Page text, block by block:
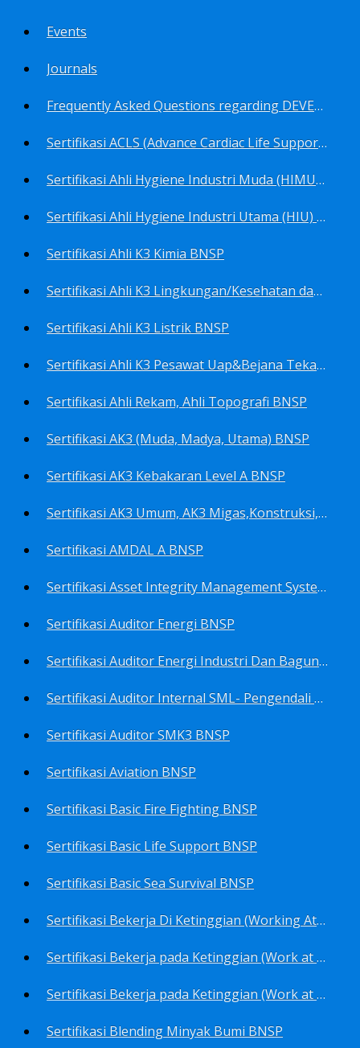
Events
Journals
Frequently Asked Questions regarding DEVELOP Training Center
Sertifikasi ACLS (Advance Cardiac Life Support) BNSP
Sertifikasi Ahli Hygiene Industri Muda (HIMU) BNSP
Sertifikasi Ahli Hygiene Industri Utama (HIU) BNSP
Sertifikasi Ahli K3 Kimia BNSP
Sertifikasi Ahli K3 Lingkungan/Kesehatan dan Keselamatan Kerja Lingkungan
Sertifikasi Ahli K3 Listrik BNSP
Sertifikasi Ahli K3 Pesawat Uap&Bejana Tekan BNSP
Sertifikasi Ahli Rekam, Ahli Topografi BNSP
Sertifikasi AK3 (Muda, Madya, Utama) BNSP
Sertifikasi AK3 Kebakaran Level A BNSP
Sertifikasi AK3 Umum, AK3 Migas,Konstruksi,Listrik&Boiler BNSP
Sertifikasi AMDAL A BNSP
Sertifikasi Asset Integrity Management System BNSP
Sertifikasi Auditor Energi BNSP
Sertifikasi Auditor Energi Industri Dan Bagunan Gedung BNSP
Sertifikasi Auditor Internal SML- Pengendali Dan Penerapan SML- Perencana SML- Manajer SML- Pengendali Dokumen SML BNSP
Sertifikasi Auditor SMK3 BNSP
Sertifikasi Aviation BNSP
Sertifikasi Basic Fire Fighting BNSP
Sertifikasi Basic Life Support BNSP
Sertifikasi Basic Sea Survival BNSP
Sertifikasi Bekerja Di Ketinggian (Working At Height) BNSP
Sertifikasi Bekerja pada Ketinggian (Work at Height)-Competency person (TKPK-TK3) BNSP
Sertifikasi Bekerja pada Ketinggian (Work at Height)-Pekerja/Standby Person (TKBT-TK2) BNSP
Sertifikasi Blending Minyak Bumi BNSP